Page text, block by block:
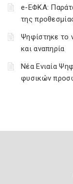
e-ΕΦΚΑ:
της
Ψηφίστηκε το
και αναπηρία
Νέα Ενιαία
φυσικών